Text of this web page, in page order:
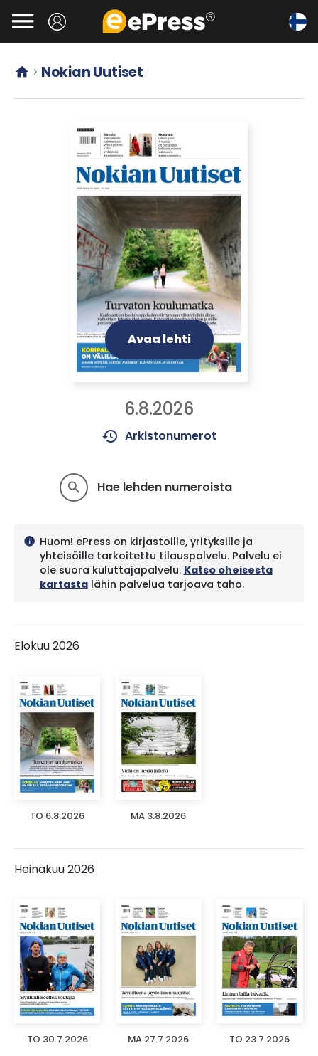
Siirry
pääsisältöön

  Nokian Uutiset
Avaa lehti
6.8.2026
history Arkistonumerot
search Hae lehden numeroista
info Huom! ePress on kirjastoille, yrityksille ja
yhteisöille tarkoitettu tilauspalvelu. Palvelu ei
ole suora kuluttajapalvelu. Katso oheisesta
kartastalähin palvelua tarjoava taho.
Elokuu 2026
TO 6.8.2026 MA 3.8.2026
Heinäkuu 2026
TO 30.7.2026 MA 27.7.2026 TO 23.7.2026